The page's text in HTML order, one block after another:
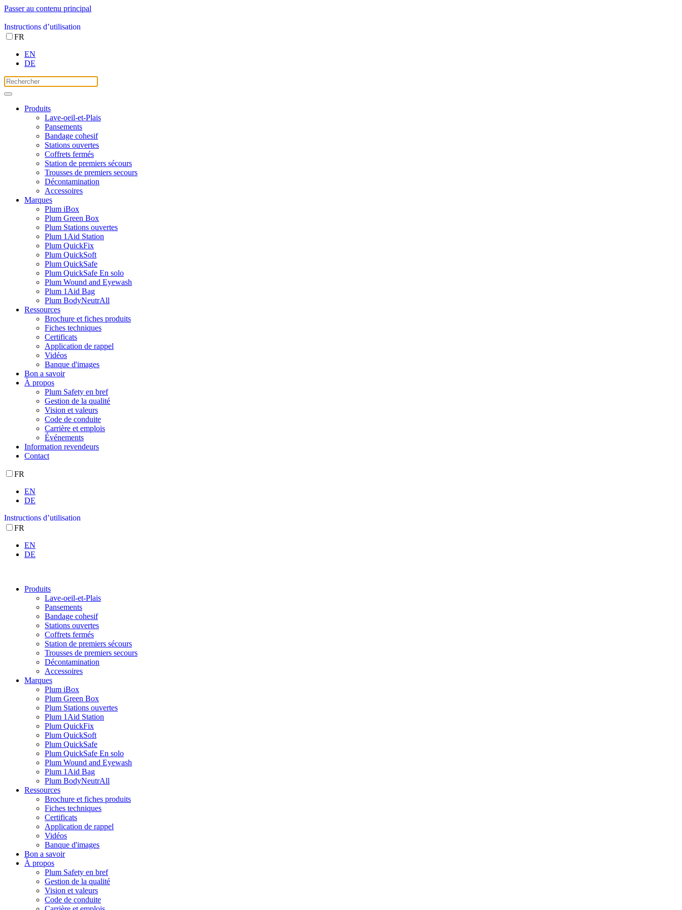
Passer au contenu principal
Instructions d’utilisation
FR
EN
DE
Produits
Lave-oeil-et-Plais
Pansements
Bandage cohesif
Stations ouvertes
Coffrets fermés
Station de premiers sécours
Trousses de premiers secours
Décontamination
Accessoires
Marques
Plum iBox
Plum Green Box
Plum Stations ouvertes
Plum 1Aid Station
Plum QuickFix
Plum QuickSoft
Plum QuickSafe
Plum QuickSafe En solo
Plum Wound and Eyewash
Plum 1Aid Bag
Plum BodyNeutrAll
Ressources
Brochure et fiches produits
Fiches techniques
Certificats
Application de rappel
Vidéos
Banque d'images
Bon a savoir
À propos
Plum Safety en bref
Gestion de la qualité
Vision et valeurs
Code de conduite
Carrière et emplois
Événements
Information revendeurs
Contact
FR
EN
DE
Instructions d’utilisation
FR
EN
DE
Produits
Lave-oeil-et-Plais
Pansements
Bandage cohesif
Stations ouvertes
Coffrets fermés
Station de premiers sécours
Trousses de premiers secours
Décontamination
Accessoires
Marques
Plum iBox
Plum Green Box
Plum Stations ouvertes
Plum 1Aid Station
Plum QuickFix
Plum QuickSoft
Plum QuickSafe
Plum QuickSafe En solo
Plum Wound and Eyewash
Plum 1Aid Bag
Plum BodyNeutrAll
Ressources
Brochure et fiches produits
Fiches techniques
Certificats
Application de rappel
Vidéos
Banque d'images
Bon a savoir
À propos
Plum Safety en bref
Gestion de la qualité
Vision et valeurs
Code de conduite